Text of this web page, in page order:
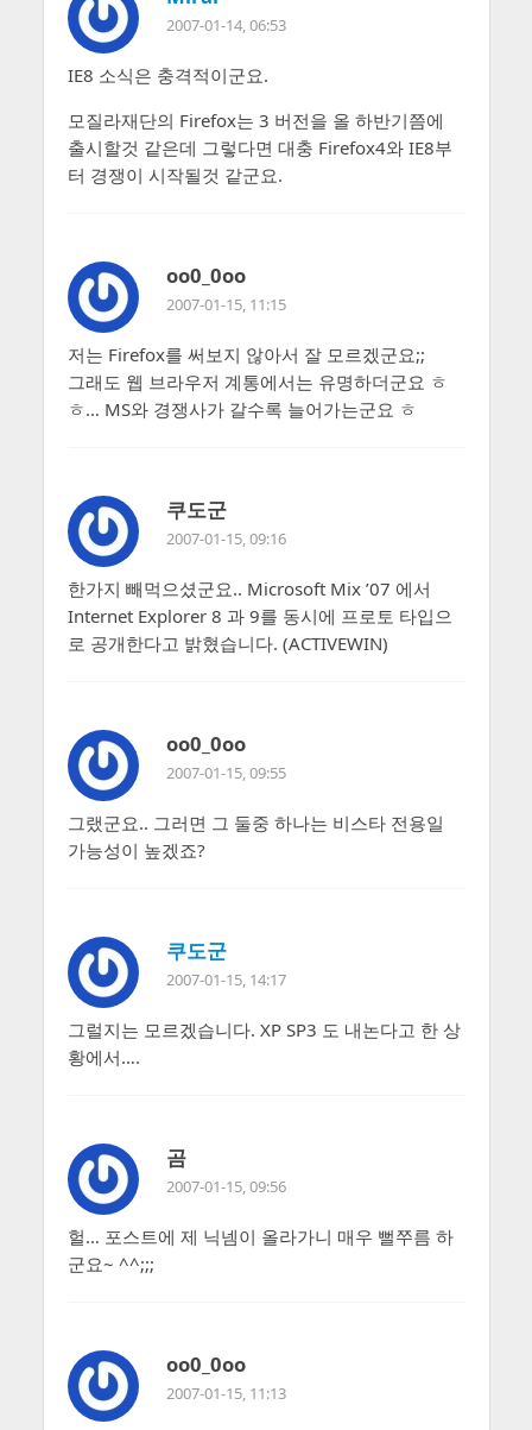
2007-01-14, 06:53
IE8 소식은 충격적이군요.
모질라재단의 Firefox는 3 버전을 올 하반기쯤에
출시할것 같은데 그렇다면 대충 Firefox4와 IE8부
터 경쟁이 시작될것 같군요.
oo0_0oo
2007-01-15, 11:15
저는 Firefox를 써보지 않아서 잘 모르겠군요;;
그래도 웹 브라우저 계통에서는 유명하더군요 ㅎ
ㅎ… MS와 경쟁사가 갈수록 늘어가는군요 ㅎ
쿠도군
2007-01-15, 09:16
한가지 빼먹으셨군요.. Microsoft Mix ’07 에서
Internet Explorer 8 과 9를 동시에 프로토 타입으
로 공개한다고 밝혔습니다. (ACTIVEWIN)
oo0_0oo
2007-01-15, 09:55
그랬군요.. 그러면 그 둘중 하나는 비스타 전용일
가능성이 높겠죠?
쿠도군
2007-01-15, 14:17
그럴지는 모르겠습니다. XP SP3 도 내논다고 한 상
황에서….
곰
2007-01-15, 09:56
헐… 포스트에 제 닉넴이 올라가니 매우 뻘쭈름 하
군요~ ^^;;;
oo0_0oo
2007-01-15, 11:13